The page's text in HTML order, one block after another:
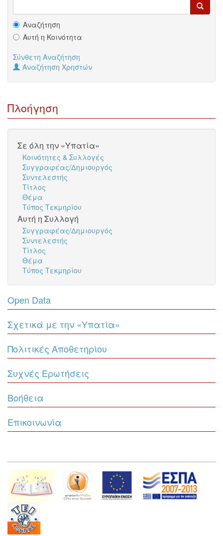
Αναζήτηση
Αυτή η Κοινότητα
Σύνθετη Αναζήτηση
Αναζήτηση Χρηστών
Πλοήγηση
Σε όλη την «Υπατία»
Κοινότητες & Συλλογές
Συγγραφέας/Δημιουργός
Συντελεστής
Τίτλος
Θέμα
Τύπος Τεκμηρίου
Αυτή η Συλλογή
Συγγραφέας/Δημιουργός
Συντελεστής
Τίτλος
Θέμα
Τύπος Τεκμηρίου
Open Data
Σχετικά με την «Υπατία»
Πολιτικές Αποθετηρίου
Συχνές Ερωτήσεις
Βοήθεια
Επικοινωνία